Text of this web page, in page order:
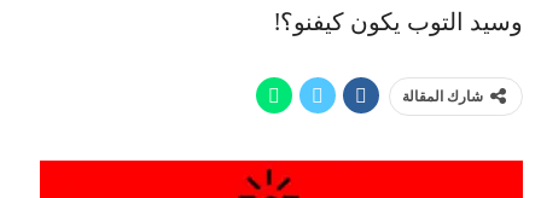
وسيد التوب يكون كيفنو؟!
شارك المقالة